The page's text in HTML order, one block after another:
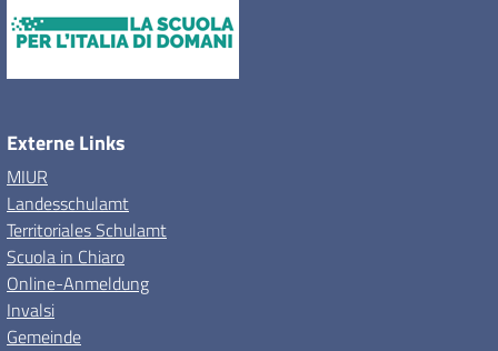
Externe Links
MIUR
Landesschulamt
Territoriales Schulamt
Scuola in Chiaro
Online-Anmeldung
Invalsi
Gemeinde